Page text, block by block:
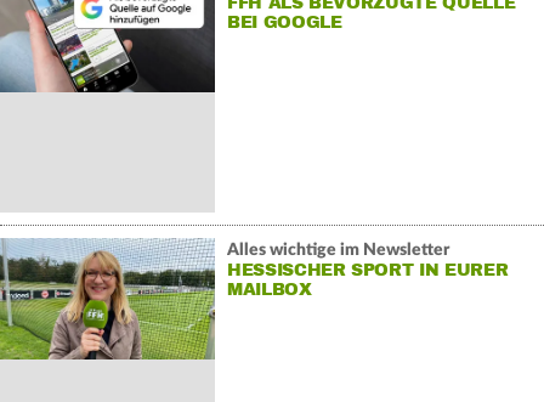
BEI GOOGLE
Alles wichtige im Newsletter
HESSISCHER SPORT IN EURER
MAILBOX